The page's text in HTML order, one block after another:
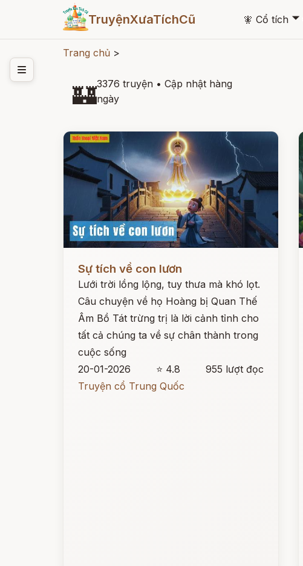
TruyệnXưaTíchCũ 🧚 Cổ tích 🞃
Trang chủ >
🏰3376 truyện • Cập nhật hàng
ngày
Sự tích về con lươn
Lưới trời lồng lộng, tuy thưa mà khó lọt.
Câu chuyện về họ Hoàng bị Quan Thế
Âm Bồ Tát trừng trị là lời cảnh tỉnh cho
tất cả chúng ta về sự chân thành trong
cuộc sống
20-01-2026
⭐ 4.8
955 lượt đọc
Truyện cổ Trung Quốc